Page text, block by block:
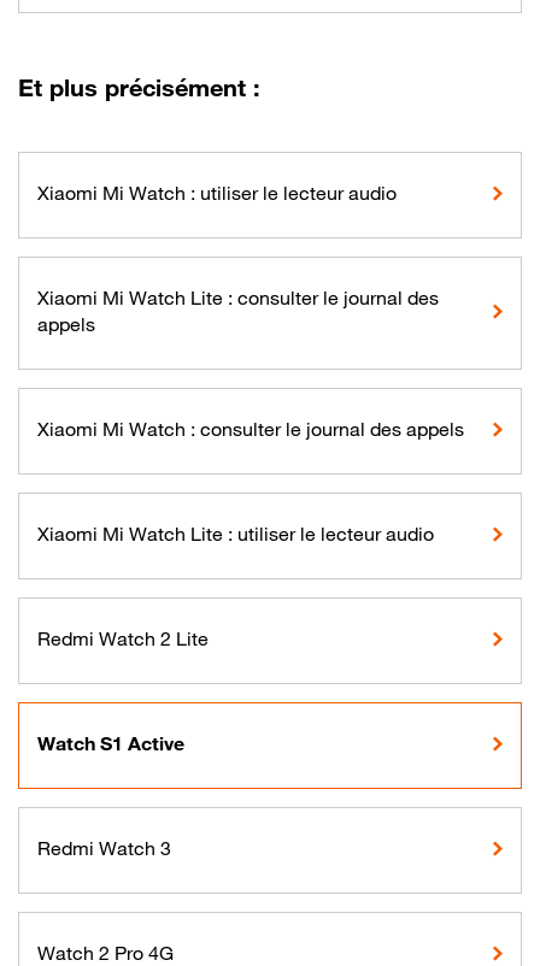
Et plus précisément :
Xiaomi Mi Watch : utiliser le lecteur audio
Xiaomi Mi Watch Lite : consulter le journal des
appels
Xiaomi Mi Watch : consulter le journal des appels
Xiaomi Mi Watch Lite : utiliser le lecteur audio
Redmi Watch 2 Lite
Watch S1 Active
Redmi Watch 3
Watch 2 Pro 4G